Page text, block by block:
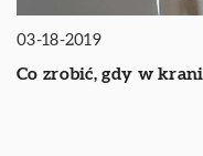
03-18-2019
Co zrobić, gdy w